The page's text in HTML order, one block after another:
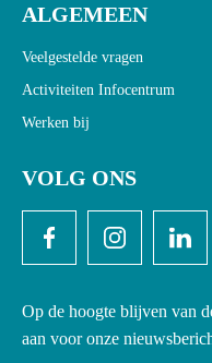
ALGEMEEN
Veelgestelde vragen
Activiteiten Infocentrum
Werken bij
VOLG ONS
Op de hoogte blijven van
aan voor onze